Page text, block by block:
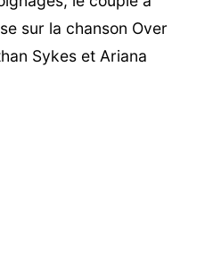
sur la chanson Over
Sykes et Ariana